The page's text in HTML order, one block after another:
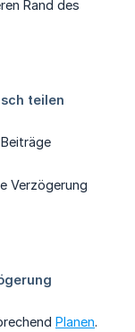
Rand des
Verzögerung
Planen.